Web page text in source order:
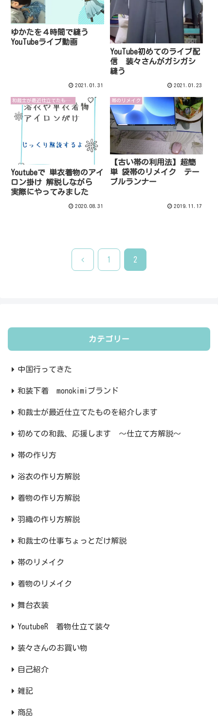
ゆかたを４時間で縫う
YouTubeライブ動画
2021.01.31
YouTube初めてのライブ配
信 装々さんがガシガシ
縫う
2021.01.23
和裁士が最近仕立てたものを紹介します
Youtubeで 単衣着物のアイ
ロン掛け 解説しながら
実際にやってみました
2020.08.31
帯のリメイク
【古い帯の利用法】超簡
単 袋帯のリメイク テー
ブルランナー
2019.11.17
前 1 2
カテゴリー
中国行ってきた
和装下着 monokimiブランド
和裁士が最近仕立てたものを紹介します
初めての和裁、応援します ～仕立て方解説～
帯の作り方
浴衣の作り方解説
着物の作り方解説
羽織の作り方解説
和裁士の仕事ちょっとだけ解説
帯のリメイク
着物のリメイク
舞台衣装
YoutubeR 着物仕立て装々
装々さんのお買い物
自己紹介
雑記
商品